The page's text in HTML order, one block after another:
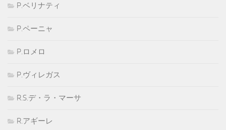
P.ベリナティ
P.ペーニャ
P.ロメロ
P.ヴィレガス
R.S.デ・ラ・マーサ
R.アギーレ